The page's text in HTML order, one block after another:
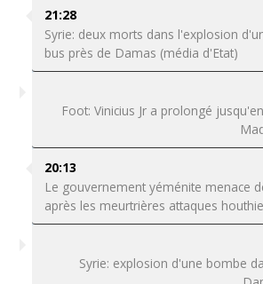
21:28
Syrie: deux morts dans l'explosion
bus près de Damas (média d'Etat)
Foot: Vinicius Jr a prolongé
20:13
Le gouvernement yéménite menace
après les meurtrières attaques
Syrie: explosion d'une bombe